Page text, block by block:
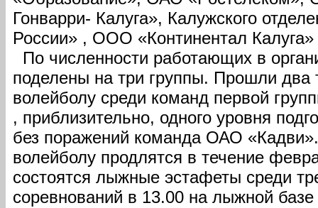
Гонварри- Калуга», Калужского
России» , ООО «Континентал Калуга»
По численности работающих в
поделены на три группы. Прошли два
волейболу среди команд первой
, приблизительно, одного уровня
без поражений команда ОАО
волейболу продлятся в течение
состоятся лыжные эстафеты среди
соревнований в 13.00 на лыжной